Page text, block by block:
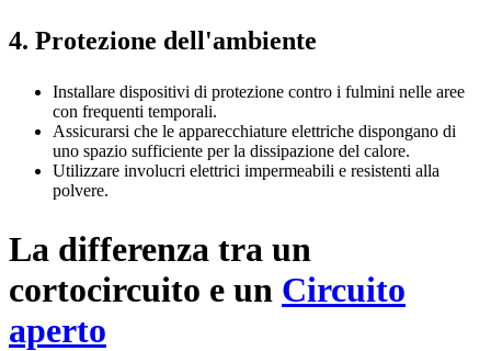
4. Protezione dell'ambiente
Installare dispositivi di protezione contro i fulmini nelle aree
con frequenti temporali.
Assicurarsi che le apparecchiature elettriche dispongano di
uno spazio sufficiente per la dissipazione del calore.
Utilizzare involucri elettrici impermeabili e resistenti alla
polvere.
La differenza tra un
cortocircuito e un Circuito
aperto